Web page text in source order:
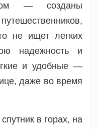
— созданы
не ищет легких
надежность и
и удобные —
даже во время
в горах, на